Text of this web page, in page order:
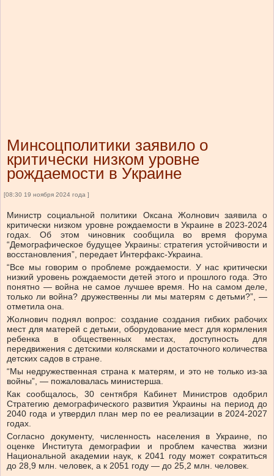
Минсоцполитики заявило о
критически низком уровне
рождаемости в Украине
[08:30 19 ноября 2024 года ]
Министр социальной политики Оксана Жолнович заявила о
критически низком уровне рождаемости в Украине в 2023-2024
годах. Об этом чиновник сообщила во время форума
“Демографическое будущее Украины: стратегия устойчивости и
восстановления”, передает Интерфакс-Украина.
“Все мы говорим о проблеме рождаемости. У нас критически
низкий уровень рождаемости детей этого и прошлого года. Это
понятно — война не самое лучшее время. Но на самом деле,
только ли война? дружественны ли мы матерям с детьми?”, —
отметила она.
Жолнович поднял вопрос: создание создания гибких рабочих
мест для матерей с детьми, оборудование мест для кормления
ребенка в общественных местах, доступность для
передвижения с детскими колясками и достаточного количества
детских садов в стране.
“Мы недружественная страна к матерям, и это не только из-за
войны”, — пожаловалась министерша.
Как сообщалось, 30 сентября Кабинет Министров одобрил
Стратегию демографического развития Украины на период до
2040 года и утвердил план мер по ее реализации в 2024-2027
годах.
Согласно документу, численность населения в Украине, по
оценке Института демографии и проблем качества жизни
Национальной академии наук, к 2041 году может сократиться
до 28,9 млн. человек, а к 2051 году — до 25,2 млн. человек.